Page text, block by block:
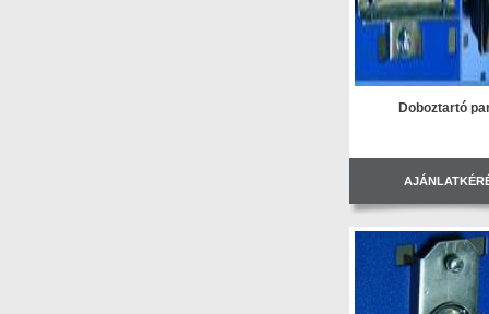
Doboztartó